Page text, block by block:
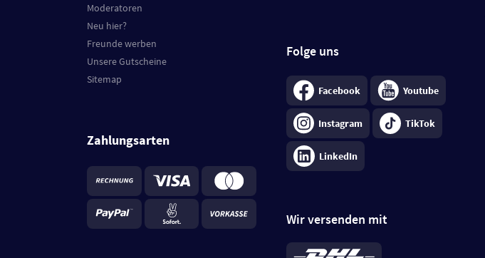
Moderatoren
Neu hier?
Freunde werben
Unsere Gutscheine
Sitemap
Zahlungsarten
Folge uns
Facebook Youtube
Instagram TikTok
LinkedIn
Wir versenden mit